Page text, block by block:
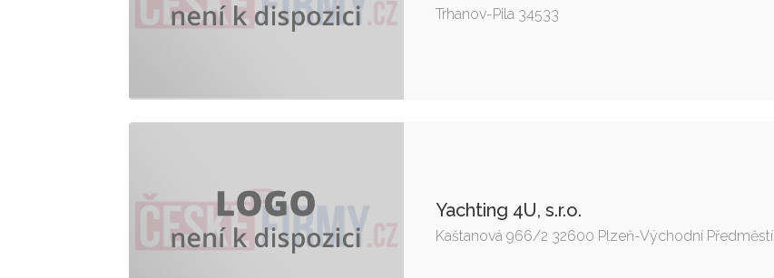
Trhanov-Pila 34533
Yachting 4U, s.r.o.
Kaštanová 966/2 32600 Plzeň-Východní Předměstí